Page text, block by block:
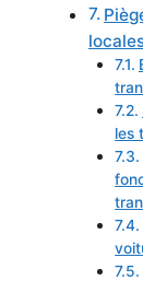
les